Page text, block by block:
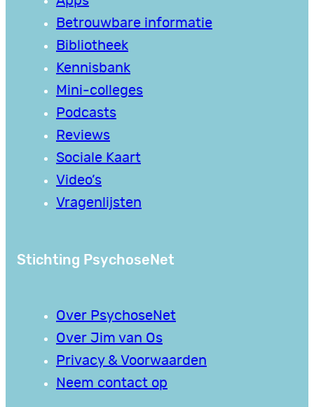
Betrouwbare informatie
Bibliotheek
Kennisbank
Mini-colleges
Podcasts
Reviews
Sociale Kaart
Video’s
Vragenlijsten
Stichting PsychoseNet
Over PsychoseNet
Over Jim van Os
Privacy & Voorwaarden
Neem contact op